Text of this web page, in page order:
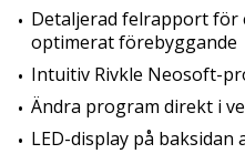
Detaljerad felrapport för
optimerat förebyggande
Intuitiv Rivkle Neosoft-
Ändra program direkt i
LED-display på baksidan